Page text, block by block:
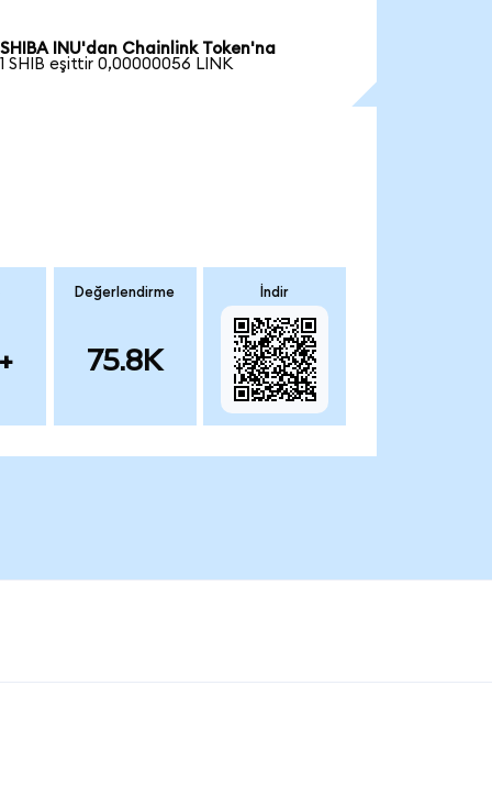
SHIBA INU'dan Chainlink Token'na
1 SHIB eşittir 0,00000056 LINK
Değerlendirme
75.8K
İndir